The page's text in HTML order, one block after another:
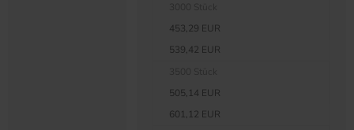
453,29 EUR
539,42 EUR
505,14 EUR
601,12 EUR